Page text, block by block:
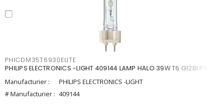
PHICDM35T6930ELITE
PHILIPS ELECTRONICS -LIGHT 409144 LAMP HALO 39W T6 G12BI PIN
Manufacturier :
PHILIPS ELECTRONICS -LIGHT
# Manufacturier : 409144